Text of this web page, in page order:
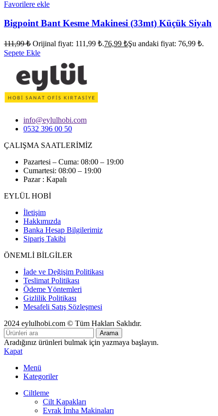
Favorilere ekle
Bigpoint Bant Kesme Makinesi (33mt) Küçük Siyah
111,99₺ Orijinal fiyat: 111,99 ₺.76,99 ₺Şu andaki fiyat: 76,99 ₺.
Sepete Ekle
info@eylulhobi.com
0532 396 00 50
ÇALIŞMA SAATLERİMİZ
Pazartesi – Cuma: 08:00 – 19:00
Cumartesi: 08:00 – 19:00
Pazar : Kapalı
EYLÜL HOBİ
İletişim
Hakkımızda
Banka Hesap Bilgilerimiz
Sipariş Takibi
ÖNEMLİ BİLGİLER
İade ve Değişim Politikası
Teslimat Politikası
Ödeme Yöntemleri
Gizlilik Politikası
Mesafeli Satış Sözleşmesi
2024 eylulhobi.com © Tüm Hakları Saklıdır.
Arama
Aradığınız ürünleri bulmak için yazmaya başlayın.
Kapat
Menü
Kategoriler
Ciltleme
Cilt Kapakları
Evrak İmha Makinaları